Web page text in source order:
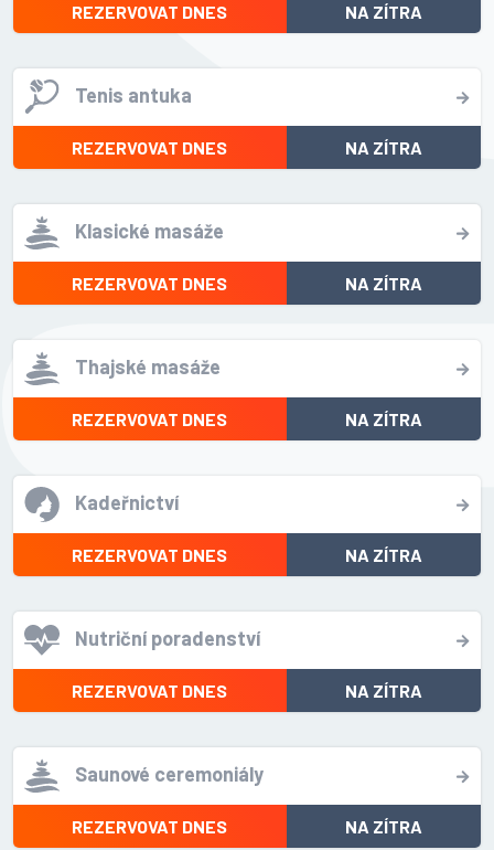
REZERVOVAT DNES NA ZÍTRA
Tenis antuka
REZERVOVAT DNES NA ZÍTRA
Klasické masáže
REZERVOVAT DNES NA ZÍTRA
Thajské masáže
REZERVOVAT DNES NA ZÍTRA
Kadeřnictví
REZERVOVAT DNES NA ZÍTRA
Nutriční poradenství
REZERVOVAT DNES NA ZÍTRA
Saunové ceremoniály
REZERVOVAT DNES NA ZÍTRA